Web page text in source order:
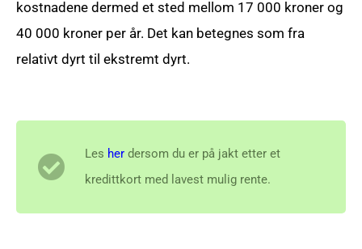
kostnadene dermed et sted mellom 17 000 kroner og
40 000 kroner per år. Det kan betegnes som fra
relativt dyrt til ekstremt dyrt.
Les her dersom du er på jakt etter et
kredittkort med lavest mulig rente.